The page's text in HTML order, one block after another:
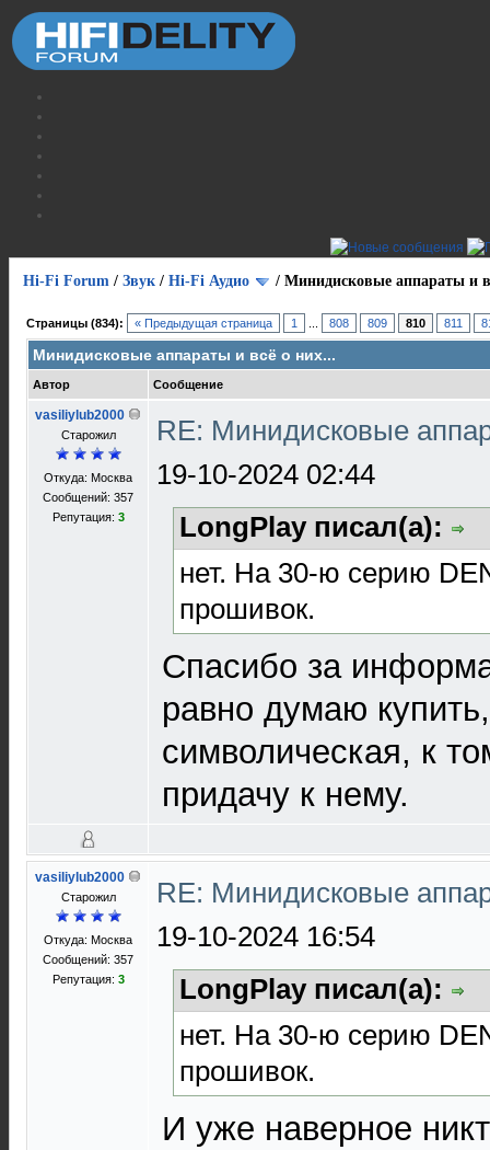
Hi-Fi Forum / Звук / Hi-Fi Аудио / Минидисковые аппараты и
Страницы (834): « Предыдущая страница 1 808 809 810 811
Минидисковые аппараты и всё о них...
Автор Сообщение
vasiliylub2000
Старожил
Откуда: Москва
Сообщений: 357
Репутация: 3
RE: Минидисковые
19-10-2024 02:44
LongPlay писал(а):
нет. На 30-ю серию
прошивок.
Спасибо за
равно думаю
символическая, к
придачу к нему.
vasiliylub2000
Старожил
Откуда: Москва
Сообщений: 357
Репутация: 3
RE: Минидисковые
19-10-2024 16:54
LongPlay писал(а):
нет. На 30-ю серию
прошивок.
И уже наверное